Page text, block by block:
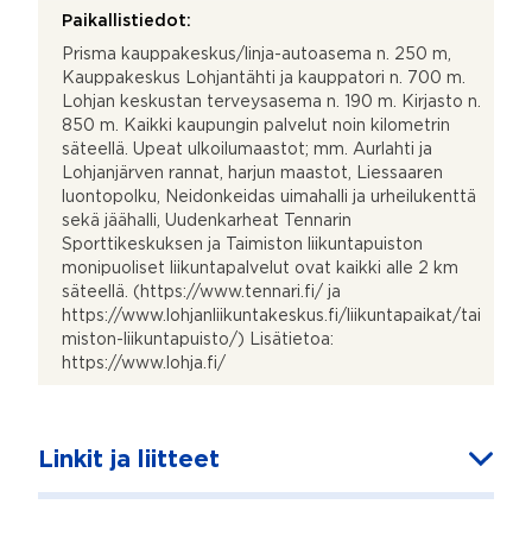
Paikallistiedot:
Prisma kauppakeskus/linja-autoasema n. 250 m,
Kauppakeskus Lohjantähti ja kauppatori n. 700 m.
Lohjan keskustan terveysasema n. 190 m. Kirjasto n.
850 m. Kaikki kaupungin palvelut noin kilometrin
säteellä. Upeat ulkoilumaastot; mm. Aurlahti ja
Lohjanjärven rannat, harjun maastot, Liessaaren
luontopolku, Neidonkeidas uimahalli ja urheilukenttä
sekä jäähalli, Uudenkarheat Tennarin
Sporttikeskuksen ja Taimiston liikuntapuiston
monipuoliset liikuntapalvelut ovat kaikki alle 2 km
säteellä. (https://www.tennari.fi/ ja
https://www.lohjanliikuntakeskus.fi/liikuntapaikat/tai
miston-liikuntapuisto/) Lisätietoa:
https://www.lohja.fi/
Linkit ja liitteet